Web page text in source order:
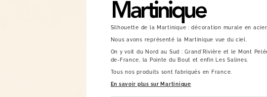
Martinique
Silhouette de la Martinique : décoration murale en acier.
Nous avons représenté la Martinique vue du ciel.
On y voit du Nord au Sud : Grand'Rivière et le Mont
de-France, la Pointe du Bout et enfin Les Salines.
Tous nos produits sont fabriqués en France.
En savoir plus sur Martinique